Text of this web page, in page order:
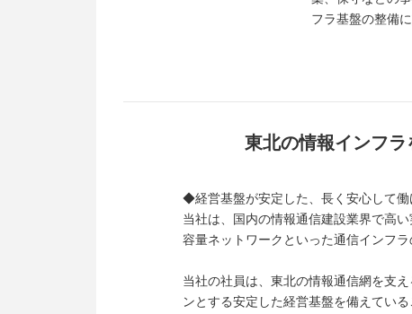
フラ基盤の整備
東北の情報インフ
◆経営基盤が安定した、長く安心して働
当社は、国内の情報通信建設業界で高
容量ネットワークといった通信インフ
当社の社員は、東北の情報通信網を支
ンとする安定した経営基盤を備えてい